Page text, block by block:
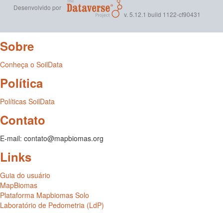
Desenvolvido por
v. 5.12.1 build 1122-cf90431
Sobre
Conheça o SoilData
Política
Políticas SoilData
Contato
E-mail: contato@mapbiomas.org
Links
Guia do usuário
MapBiomas
Plataforma Mapbiomas Solo
Laboratório de Pedometria (LdP)